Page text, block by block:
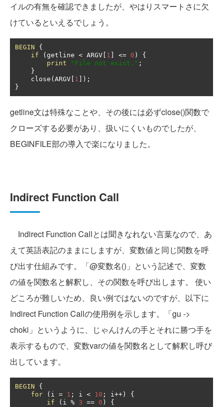
イルの有無を確認できましたが、やはりスマートさに欠
けているといえるでしょう。
BEGIN
{
if
( getline < ARGV 1 <= 0 )
{
print
"File not exist." ;
}
    close
( ARGV 1 ]);
}
getline文は特殊なことや、その後には必ずclose()関数で
クローズする必要があり、扱いにくいものでしたが、
BEGINFILE部の導入で楽になりました。
Indirect Function Call
Indirect Function Callとは聞きなれない言葉なので、あ
えて英語表記のままにしますが、変数値と同じ関数を呼
び出す仕組みです。「@変数名()」という記述で、変数
の値を関数名と解釈し、その関数を呼び出します。 使い
どころが難しいため、良い例ではないのですが、以下に
Indirect Function Callの使用例を示します。「gu ->
choki」というように、じゃんけんの手とそれに勝つ手を
表示するもので、変数varの値を関数名として解釈し呼び
出しています。
BEGIN
{
for
( i = 1 ; i < 10 ; i++)
{
if
( i % 3 == 0 )
{